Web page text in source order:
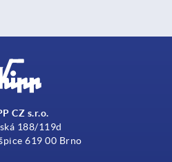
CZ s.r.o.
188/119d
619 00 Brno